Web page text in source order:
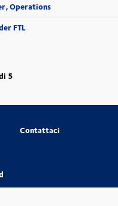
Operations
FTL
5
Contattaci